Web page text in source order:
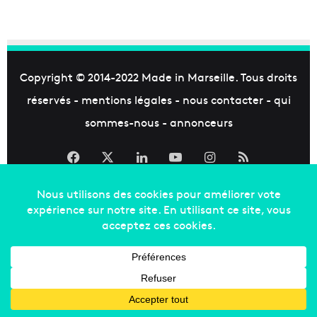
Copyright © 2014-2022 Made in Marseille. Tous droits
réservés - mentions légales- nous contacter- qui
sommes-nous- annonceurs
Facebook LinkedinYouTubeInstagram